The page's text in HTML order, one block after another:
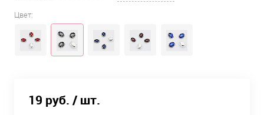
Цвет:
19 руб. / шт.